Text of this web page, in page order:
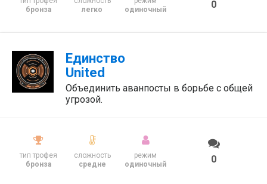
бронза
легко
одиночный
0
Единство
United
Объединить аванпосты в борьбе с общей
угрозой.
тип трофея
бронза
сложность
средне
режим
одиночный
0